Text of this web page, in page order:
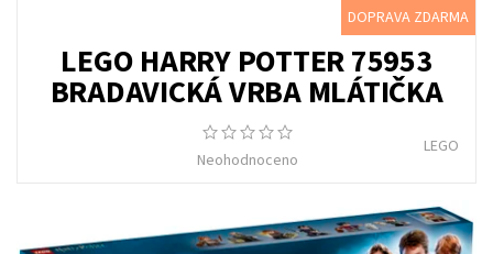
DOPRAVA ZDARMA
LEGO HARRY POTTER 75953
BRADAVICKÁ VRBA MLÁTIČKA
Neohodnoceno
LEGO